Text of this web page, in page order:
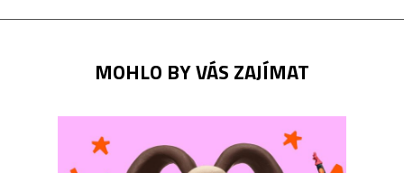
MOHLO BY VÁS ZAJÍMAT